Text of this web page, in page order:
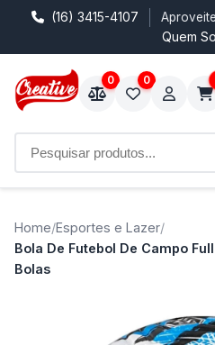
(16) 3415-4107
Quem
0 0
Home/Esportes e Lazer/
Bola De Futebol De Campo
Bolas